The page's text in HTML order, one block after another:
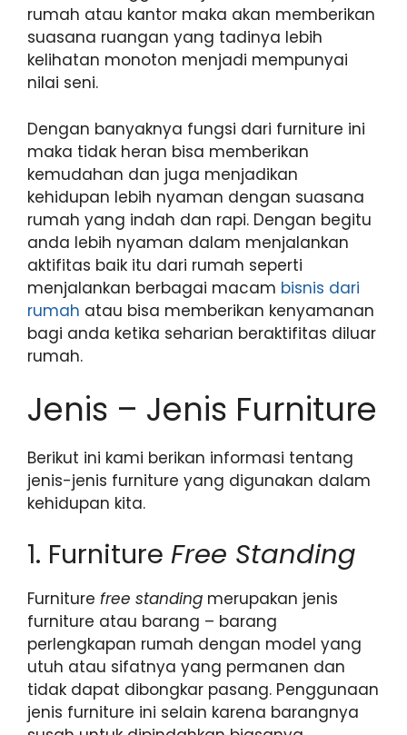
rumah atau kantor maka akan memberikan
suasana ruangan yang tadinya lebih
kelihatan monoton menjadi mempunyai
nilai seni.
Dengan banyaknya fungsi dari furniture ini
maka tidak heran bisa memberikan
kemudahan dan juga menjadikan
kehidupan lebih nyaman dengan suasana
rumah yang indah dan rapi. Dengan begitu
anda lebih nyaman dalam menjalankan
aktifitas baik itu dari rumah seperti
menjalankan berbagai macam bisnis dari
rumah atau bisa memberikan kenyamanan
bagi anda ketika seharian beraktifitas diluar
rumah.
Jenis – Jenis Furniture
Berikut ini kami berikan informasi tentang
jenis-jenis furniture yang digunakan dalam
kehidupan kita.
1. Furniture Free Standing
Furniture free standing merupakan jenis
furniture atau barang – barang
perlengkapan rumah dengan model yang
utuh atau sifatnya yang permanen dan
tidak dapat dibongkar pasang. Penggunaan
jenis furniture ini selain karena barangnya